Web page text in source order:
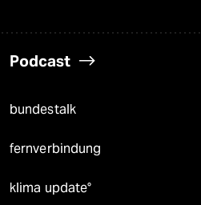
Podcast
bundestalk
fernverbindung
klima update°